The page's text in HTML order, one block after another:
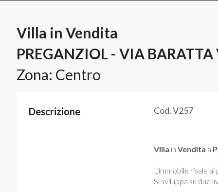
Villa in Vendita
PREGANZIOL - VIA BARATTA
Zona: Centro
Descrizione Cod. V257
Villa inVendita a
L'immobile risale
Si sviluppa su due